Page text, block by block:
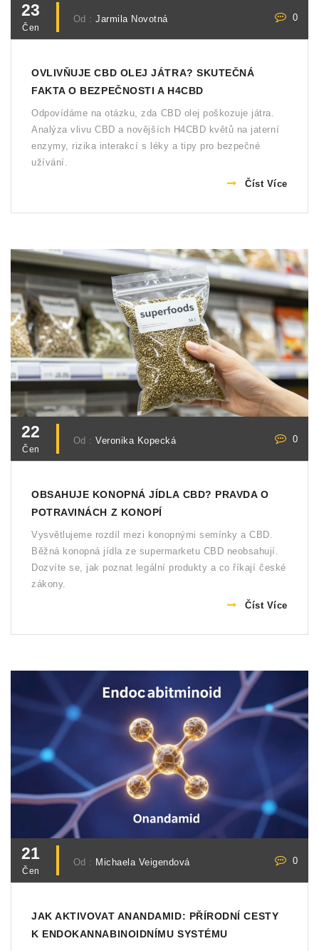
23
Čen
Od :Jarmila Novotná 0
OVLIVŇUJE CBD OLEJ JÁTRA? SKUTEČNÁ
FAKTA O BEZPEČNOSTI A H4CBD
Odpovídáme na otázku, zda CBD olej poškozuje játra.
Analýza vlivu CBD a novějších H4CBD květů na jaterní
enzymy, rizika interakcí s léky a tipy pro bezpečné
užívání.
Číst Více
22
Čen
Od :Veronika Kopecká 0
OBSAHUJE KONOPNÁ JÍDLA CBD? PRAVDA O
POTRAVINÁCH Z KONOPÍ
Vysvětlujeme rozdíl mezi konopnými semínky a CBD.
Běžná konopná jídla ze supermarketu CBD neobsahují.
Dozvíte se, jak poznat legální produkty a co říkají české
zákony.
Číst Více
21
Čen
Od : Michaela Veigendová 0
JAK AKTIVOVAT ANANDAMID: PŘÍRODNÍ CESTY
K ENDOKANNABINOIDNÍMU SYSTÉMU